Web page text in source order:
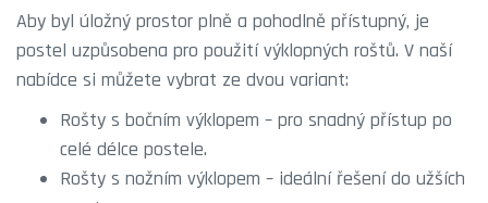
Aby byl úložný prostor plně a pohodlně přístupný, je
postel uzpůsobena pro použití výklopných roštů. V naší
nabídce si můžete vybrat ze dvou variant:
Rošty s bočním výklopem – pro snadný přístup po
celé délce postele.
Rošty s nožním výklopem – ideální řešení do užších